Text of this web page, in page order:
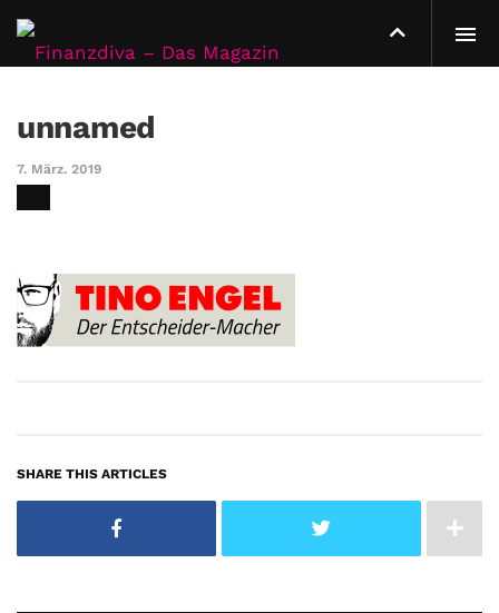
unnamed
7. März. 2019
SHARE THIS ARTICLES